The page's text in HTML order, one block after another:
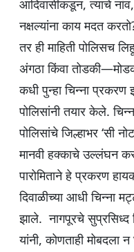
आदिवासीकडून, त्याचे
नक्षल्यांना काय मदत
तर ही माहिती पोलिसच
अंगठा किंवा
कधी पुन्हा चिन्ना प्रकरण
पोलिसांनी तयार केले.
पोलिसांचे जिल्हाभर ‘सी
मानवी हक्काचे उल्लंघन
पारोमिताने हे प्रकरण
दिवाळीच्या आधी चिन्ना
झाले. नागपूरचे सुप्रसिध्द
यांनी, कोणताही मोबदला